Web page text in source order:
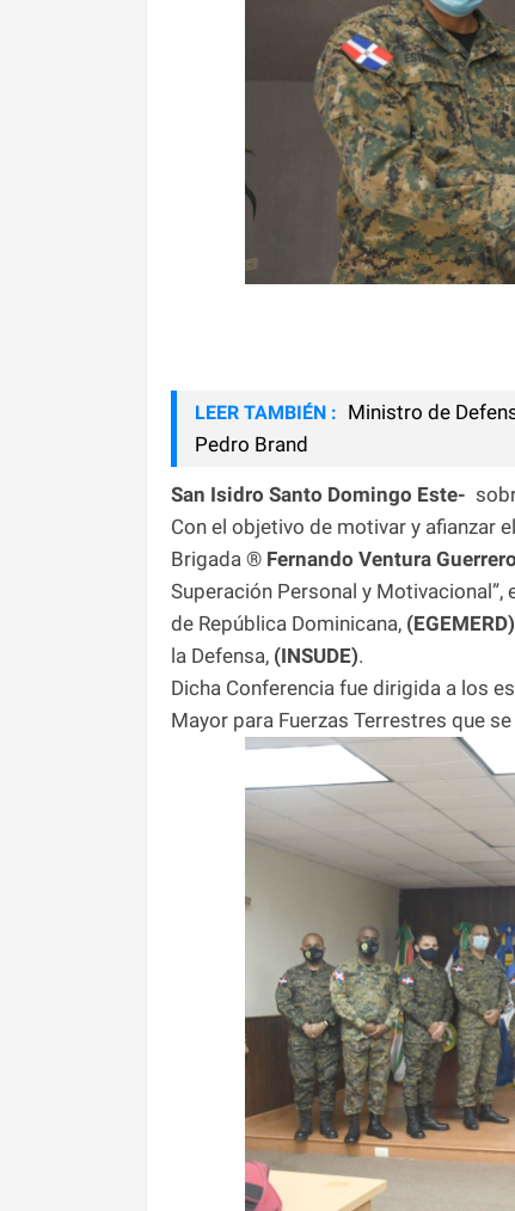
LEER TAMBIÉN : Ministro de
Pedro Brand
San Isidro Santo Domingo Este-
Con el objetivo de motivar y afianzar
Brigada ® Fernando Ventura
Superación Personal y
de República Dominicana, (EGEMERD)
la Defensa, (INSUDE).
Dicha Conferencia fue dirigida a los
Mayor para Fuerzas Terrestres que